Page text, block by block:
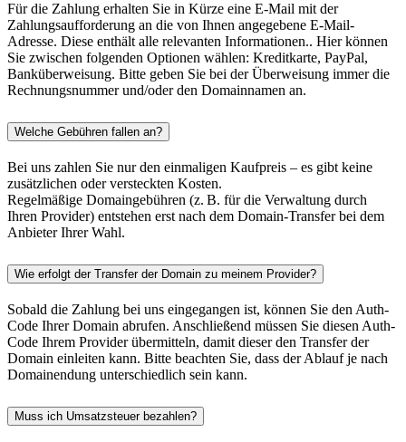
Für die Zahlung erhalten Sie in Kürze eine E-Mail mit der
Zahlungsaufforderung an die von Ihnen angegebene E-Mail-
Adresse. Diese enthält alle relevanten Informationen.. Hier können
Sie zwischen folgenden Optionen wählen: Kreditkarte, PayPal,
Banküberweisung. Bitte geben Sie bei der Überweisung immer die
Rechnungsnummer und/oder den Domainnamen an.
Welche Gebühren fallen an?
Bei uns zahlen Sie nur den einmaligen Kaufpreis – es gibt keine
zusätzlichen oder versteckten Kosten.
Regelmäßige Domaingebühren (z. B. für die Verwaltung durch
Ihren Provider) entstehen erst nach dem Domain-Transfer bei dem
Anbieter Ihrer Wahl.
Wie erfolgt der Transfer der Domain zu meinem Provider?
Sobald die Zahlung bei uns eingegangen ist, können Sie den Auth-
Code Ihrer Domain abrufen. Anschließend müssen Sie diesen Auth-
Code Ihrem Provider übermitteln, damit dieser den Transfer der
Domain einleiten kann. Bitte beachten Sie, dass der Ablauf je nach
Domainendung unterschiedlich sein kann.
Muss ich Umsatzsteuer bezahlen?